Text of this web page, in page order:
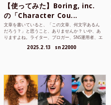
【使ってみた】Boring, inc.
の「Character Cou...
文章を書いていると、「この文章、何文字あるん
だろう？」と思うこと、ありませんか？ いや、あ
りますよね。ライター、ブロガー、SNS運用者、エ
2025.2.13 sn22000